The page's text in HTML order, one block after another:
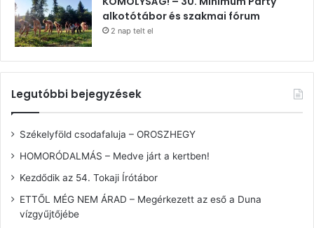
alkotótábor és szakmai fórum
2 nap telt el
Legutóbbi bejegyzések
Székelyföld csodafaluja – OROSZHEGY
HOMORÓDALMÁS – Medve járt a kertben!
Kezdődik az 54. Tokaji Írótábor
ETTŐL MÉG NEM ÁRAD – Megérkezett az eső a Duna
vízgyűjtőjébe